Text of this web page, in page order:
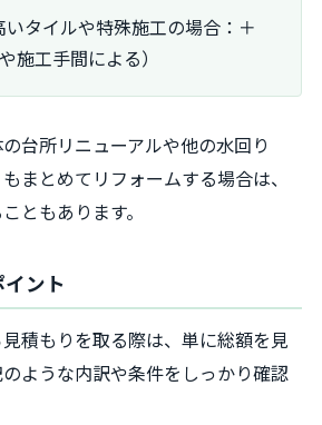
タイルや特殊施工の場合：＋
施工手間による）
台所リニューアルや他の水回り
まとめてリフォームする場合は、
ともあります。
ント
積もりを取る際は、単に総額を見
ような内訳や条件をしっかり確認